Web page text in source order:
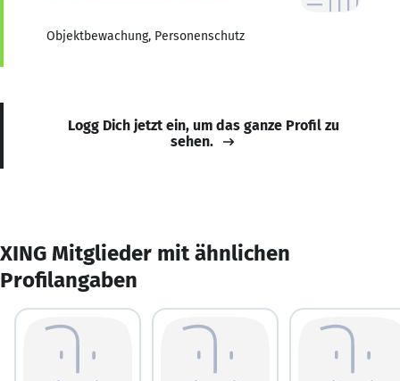
Objektbewachung, Personenschutz
Logg Dich jetzt ein, um das ganze Profil zu
sehen.
XING Mitglieder mit ähnlichen
Profilangaben